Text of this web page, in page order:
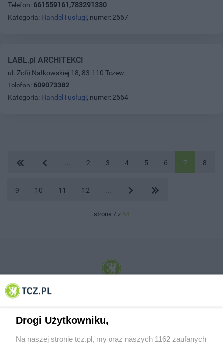
Telefon: 661559161,783291330
Kategoria: Handel i usługi, numer: 2667
LABL.pl ARCHITEKCI
ul. Zofii Nałkowskiej 18, 83-110 Tczew
Telefon: 609073382
Kategoria: Handel i usługi, numer: 2664
2 3 4 5 6 7 8
9 10 11 12
strona 7 z 54
© 2001-2026 Tczew - TCZ.PL Sp. z o.o. Internetowy Serwis Informacyjny Miasta
Drogi Użytkowniku,
Na naszej stronie tcz.pl, my oraz naszych 1162 zaufanych